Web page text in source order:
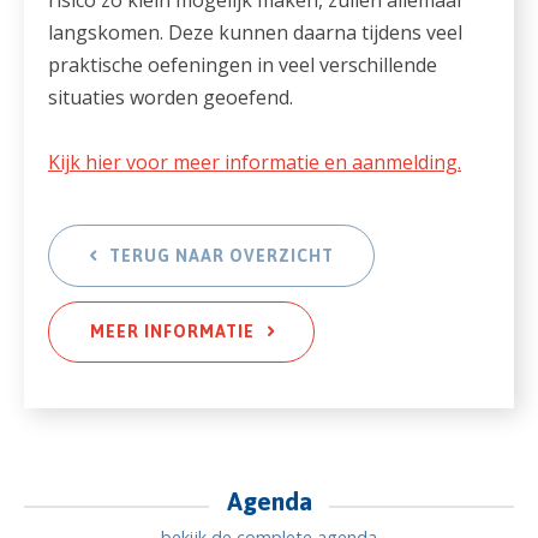
langskomen. Deze kunnen daarna tijdens veel
praktische oefeningen in veel verschillende
situaties worden geoefend.
Kijk hier voor meer informatie en aanmelding.
TERUG NAAR OVERZICHT
MEER INFORMATIE
Agenda